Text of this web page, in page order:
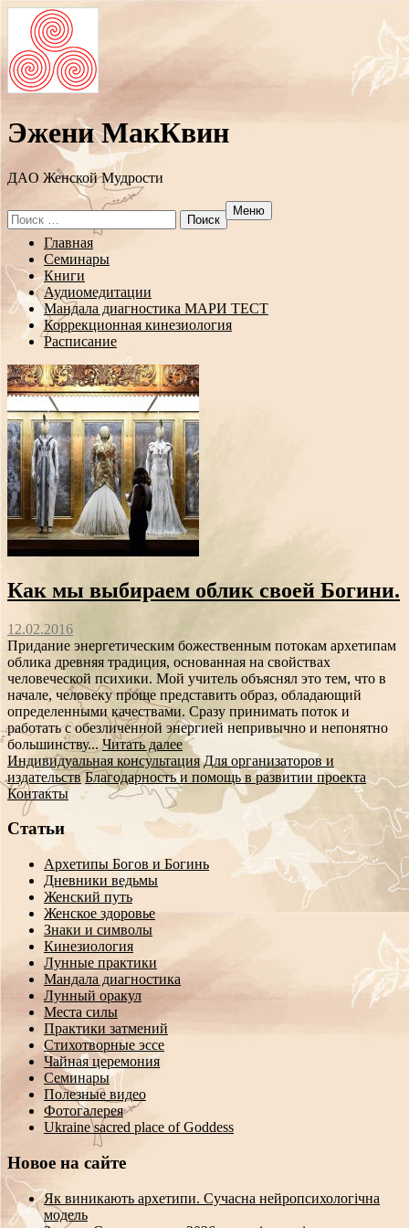
Эжени МакКвин
ДAO Женской Мудрости
Search
for:
Меню
Перейти
содержанию
Главная
Семинары
Книги
Аудиомедитации
Мандала диагностика МАРИ ТЕСТ
Коррекционная кинезиология
Расписание
Как мы выбираем облик своей Богини.
12.02.2016
Придание энергетическим божественным потокам архетипам
облика древняя традиция, основанная на свойствах
человеческой психики. Мой учитель объяснял это тем, что в
начале, человеку проще представить образ, обладающий
определенными качествами. Сразу принимать поток и
работать с обезличенной энергией непривычно и непонятно
большинству... Читать далее
Индивидуальная консультация Для организаторов и
издательств Благодарность и помощь в развитии проекта
Контакты
Статьи
Архетипы Богов и Богинь
Дневники ведьмы
Женский путь
Женское здоровье
Знаки и символы
Кинезиология
Лунные практики
Мандала диагностика
Лунный оракул
Места силы
Практики затмений
Стихотворные эссе
Чайная церемония
Семинары
Полезные видео
Фотогалерея
Ukraine sacred place of Goddess
Новое на сайте
Як виникають архетипи. Сучасна нейропсихологічна
модель